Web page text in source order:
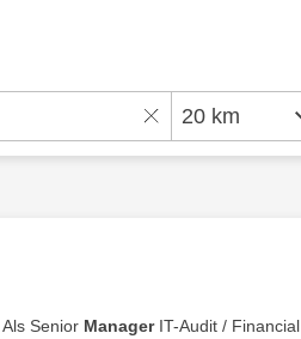
Senior ManagerIT-Audit / Financial